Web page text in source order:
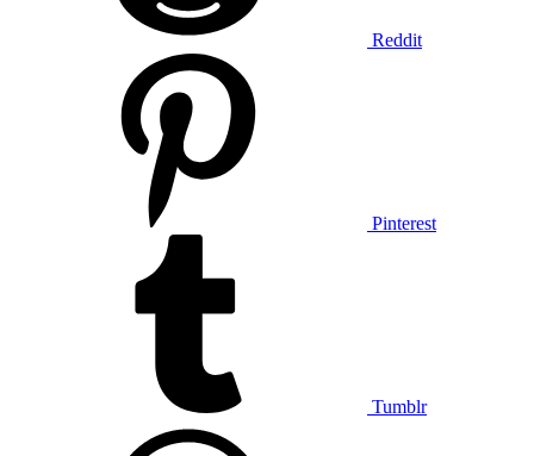
Reddit
Pinterest
Tumblr